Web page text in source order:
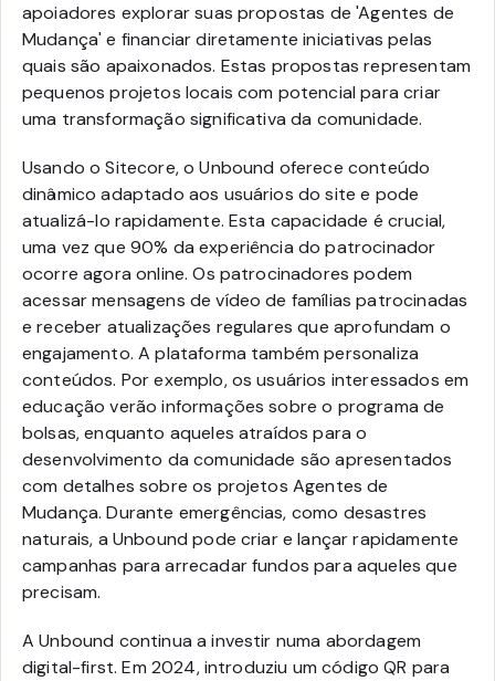
apoiadores explorar suas propostas de 'Agentes de
Mudança' e financiar diretamente iniciativas pelas
quais são apaixonados. Estas propostas representam
pequenos projetos locais com potencial para criar
uma transformação significativa da comunidade.
Usando o Sitecore, o Unbound oferece conteúdo
dinâmico adaptado aos usuários do site e pode
atualizá-lo rapidamente. Esta capacidade é crucial,
uma vez que 90% da experiência do patrocinador
ocorre agora online. Os patrocinadores podem
acessar mensagens de vídeo de famílias patrocinadas
e receber atualizações regulares que aprofundam o
engajamento. A plataforma também personaliza
conteúdos. Por exemplo, os usuários interessados em
educação verão informações sobre o programa de
bolsas, enquanto aqueles atraídos para o
desenvolvimento da comunidade são apresentados
com detalhes sobre os projetos Agentes de
Mudança. Durante emergências, como desastres
naturais, a Unbound pode criar e lançar rapidamente
campanhas para arrecadar fundos para aqueles que
precisam.
A Unbound continua a investir numa abordagem
digital-first. Em 2024, introduziu um código QR para